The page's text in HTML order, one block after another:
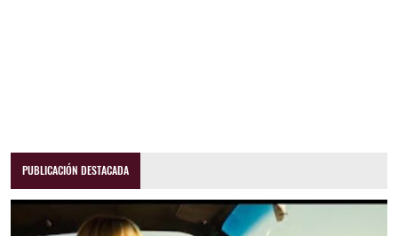
PUBLICACIÓN DESTACADA